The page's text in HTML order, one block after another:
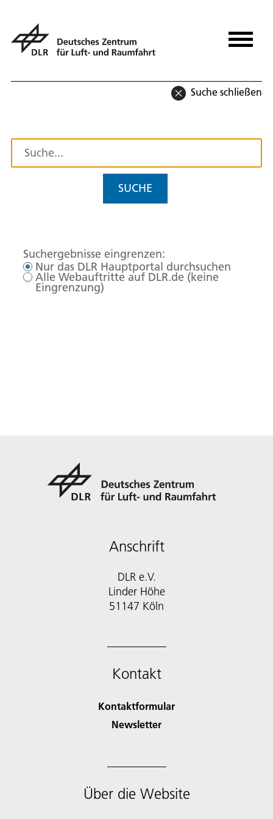
Suche schließen
SUCHE
Suchergebnisse eingrenzen:
Nur das DLR Hauptportal durchsuchen
Alle Webauftritte auf DLR.de (keine
Eingrenzung)
Anschrift
DLR e.V.
Linder Höhe
51147 Köln
Kontakt
Kontaktformular
Newsletter
Über die Website